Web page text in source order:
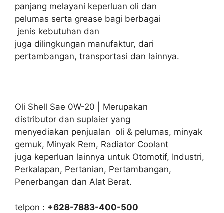
panjang melayani keperluan oli dan
pelumas serta grease bagi berbagai
jenis kebutuhan dan
juga dilingkungan manufaktur, dari
pertambangan, transportasi dan lainnya.
Oli Shell Sae 0W-20 | Merupakan
distributor dan suplaier yang
menyediakan penjualan oli & pelumas, minyak
gemuk, Minyak Rem, Radiator Coolant
juga keperluan lainnya untuk Otomotif, Industri,
Perkalapan, Pertanian, Pertambangan,
Penerbangan dan Alat Berat.
telpon : +628-7883-400-500